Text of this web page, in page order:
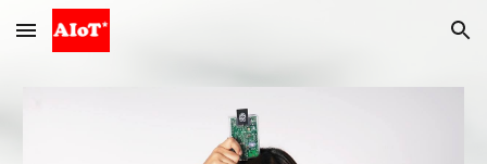
Skip to main content Skip to navigation